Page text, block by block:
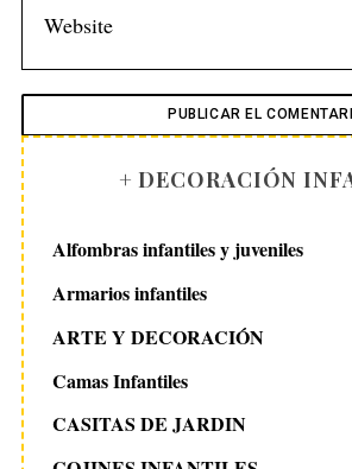
+ DECORACIÓN
Alfombras infantiles y juveniles
Armarios infantiles
ARTE Y DECORACIÓN
Camas Infantiles
CASITAS DE JARDIN